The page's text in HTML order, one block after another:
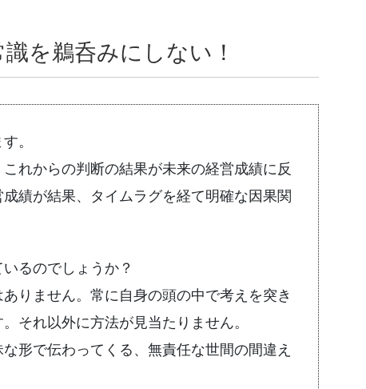
を鵜呑みにしない！
。
れからの判断の結果が未来の経営成績に反
績が結果、タイムラグを経て明確な因果関
るのでしょうか？
りません。常に自身の頭の中で考えを突き
それ以外に方法が見当たりません。
形で伝わってくる、無責任な世間の間違え